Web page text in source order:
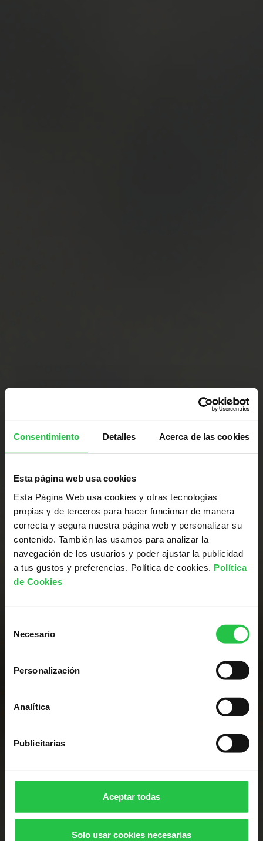
Consentimiento Detalles Acerca de las cookies
Esta página web usa cookies
Esta Página Web usa cookies y otras tecnologías
propias y de terceros para hacer funcionar de manera
correcta y segura nuestra página web y personalizar su
contenido. También las usamos para analizar la
navegación de los usuarios y poder ajustar la publicidad
a tus gustos y preferencias. Política de cookies. Política
de Cookies
Necesario
Personalización
Analítica
Publicitarias
Aceptar todas
Solo usar cookies necesarias
Somos líderes en la
CONSULTA LOS PROYECTOS